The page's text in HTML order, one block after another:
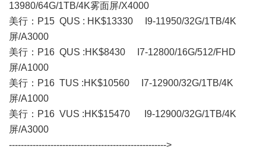
13980/64G/1TB/4K雾面屏/X4000
美行：P15 QUS : HK$13330 I9-11950/32G/1TB/4K
屏/A3000
美行：P16 QUS :HK$8430 I7-12800/16G/512/FHD
屏/A1000
美行：P16 TUS :HK$10560 I7-12900/32G/1TB/4K
屏/A1000
美行： P16 VUS :HK$15470 I9-12900/32G/1TB/4K
屏/A3000
----------------------------------------------------->